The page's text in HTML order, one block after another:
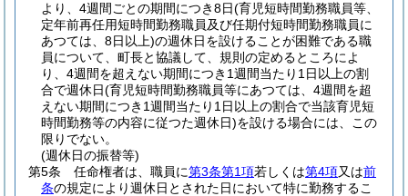
より、4週間ごとの期間につき8日(育児短時間勤務職員等、
定年前再任用短時間勤務職員及び任期付短時間勤務職員に
あつては、8日以上)の週休日を設けることが困難である職
員について、町長と協議して、規則の定めるところによ
り、4週間を超えない期間につき1週間当たり1日以上の割
合で週休日(育児短時間勤務職員等にあつては、4週間を超
えない期間につき1週間当たり1日以上の割合で当該育児短
時間勤務等の内容に従つた週休日)を設ける場合には、この
限りでない。
(週休日の振替等)
第5条
任命権者は、職員に第3条第1項若しくは第4項又は前
条の規定により週休日とされた日において特に勤務するこ